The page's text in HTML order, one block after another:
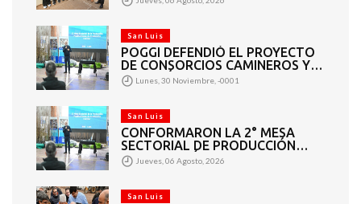
San Luis
POGGI DEFENDIÓ EL PROYECTO
DE CONSORCIOS CAMINEROS Y
APUNTÓ A LOS DIPUTADOS QUE
VOTARON EN CONTRA: “ESTO
Lunes, 30 Noviembre, -0001
San Luis
CONFORMARON LA 2° MESA
SECTORIAL DE PRODUCCIÓN
FRUTIHORTÍCOLA Y
PRODUCCIÓN FAMILIAR
Jueves, 06 Agosto, 2026
San Luis